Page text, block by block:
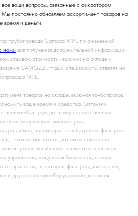
ваши вопросы, связанные с фиксатором
постоянно обновляем ассортимент товаров на
время и деньги.
трубопровода Camozzi MPL по сниженной
нами для получения дополнительной информации
отзывах, стоимости, наличии на складе и
CAMOZZI. Наши специалисты ответят на
MPL.
товаров на складе, включая трубопровод
ваше время и средства. Отгрузки
быструю доставку пневматических
регуляторов, манометров,
разъёмов, пневмодросселей, кранов, фильтров-
схватов, магнитных датчиков положения,
островов, логических элементов, клапанов,
управления, модульных блоков подготовки
присосок, эжекторов, фильтров, двигателей,
и другого пневмооборудования до наших